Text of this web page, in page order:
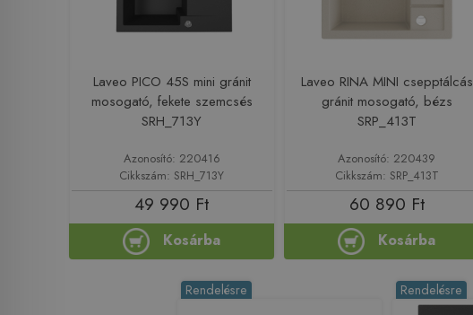
Laveo PICO 45S mini gránit
mosogató, fekete szemcsés
SRH_713Y
Azonosító: 220416
Cikkszám: SRH_713Y
49 990 Ft
Kosárba
Laveo RINA MINI csepptálcás
gránit mosogató, bézs
SRP_413T
Azonosító: 220439
Cikkszám: SRP_413T
60 890 Ft
Kosárba
Rendelésre Rendelésre